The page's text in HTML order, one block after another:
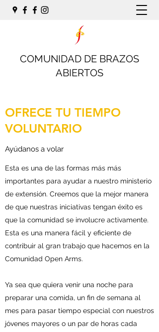
COMUNIDAD DE BRAZOS
ABIERTOS
OFRECE TU TIEMPO
VOLUNTARIO
Ayúdanos a volar
Esta es una de las formas más más
importantes para ayudar a nuestro ministerio
de extensión. Creemos que la mejor manera
de que nuestras iniciativas tengan éxito es
que la comunidad se involucre activamente.
Esta es una manera fácil y eficiente de
contribuir al gran trabajo que hacemos en la
Comunidad Open Arms.
Ya sea que quiera venir una noche para
preparar una comida, un fin de semana al
mes para pasar tiempo especial con nuestros
jóvenes mayores o un par de horas cada